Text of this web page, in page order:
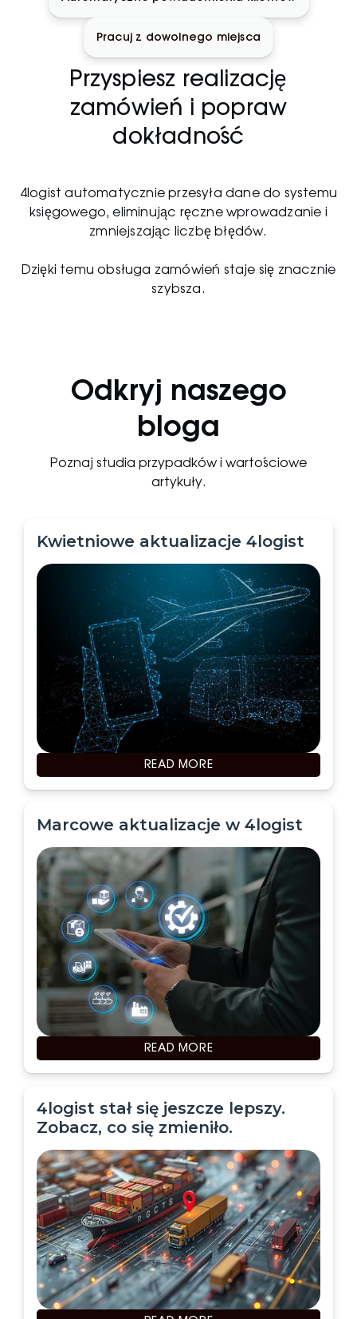
Pracuj z dowolnego miejsca
Przyspiesz realizację
zamówień i popraw
dokładność
4logist automatycznie przesyła dane do systemu
księgowego, eliminując ręczne wprowadzanie i
zmniejszając liczbę błędów.
Dzięki temu obsługa zamówień staje się znacznie
szybsza.
Odkryj naszego
bloga
Poznaj studia przypadków i wartościowe
artykuły.
Kwietniowe aktualizacje 4logist
READ MORE
Marcowe aktualizacje w 4logist
READ MORE
4logist stał się jeszcze lepszy.
Zobacz, co się zmieniło.